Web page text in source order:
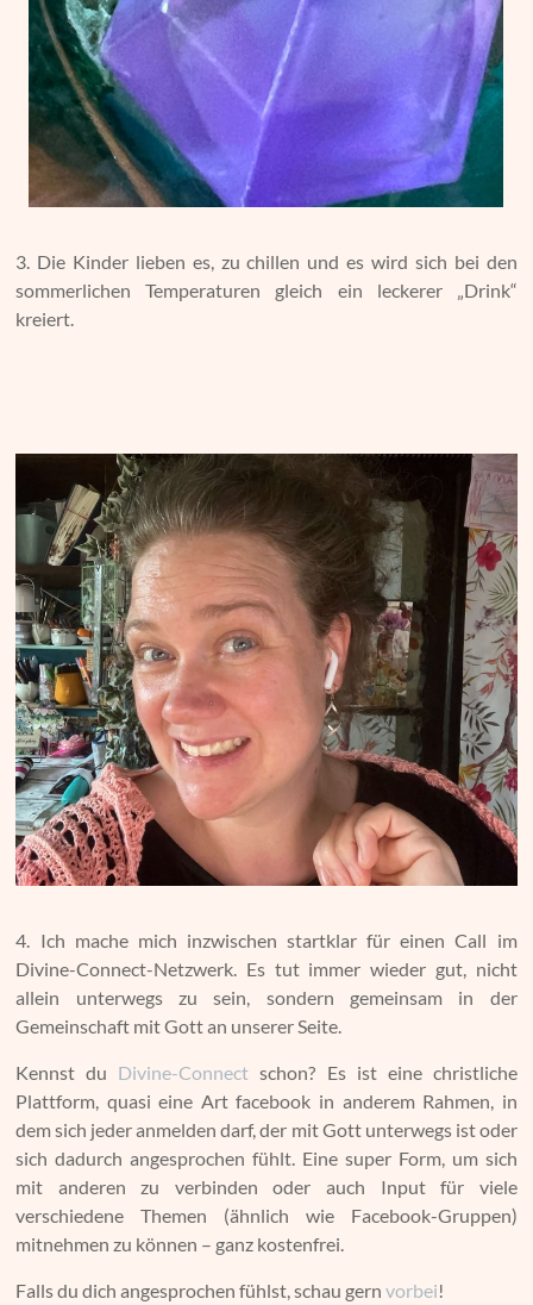
3. Die Kinder lieben es, zu chillen und es wird sich bei den
sommerlichen Temperaturen gleich ein leckerer „Drink“
kreiert.
4. Ich mache mich inzwischen startklar für einen Call im
Divine-Connect-Netzwerk. Es tut immer wieder gut, nicht
allein unterwegs zu sein, sondern gemeinsam in der
Gemeinschaft mit Gott an unserer Seite.
Kennst du Divine-Connect schon? Es ist eine christliche
Plattform, quasi eine Art facebook in anderem Rahmen, in
dem sich jeder anmelden darf, der mit Gott unterwegs ist oder
sich dadurch angesprochen fühlt. Eine super Form, um sich
mit anderen zu verbinden oder auch Input für viele
verschiedene Themen (ähnlich wie Facebook-Gruppen)
mitnehmen zu können – ganz kostenfrei.
Falls du dich angesprochen fühlst, schau gernvorbei!